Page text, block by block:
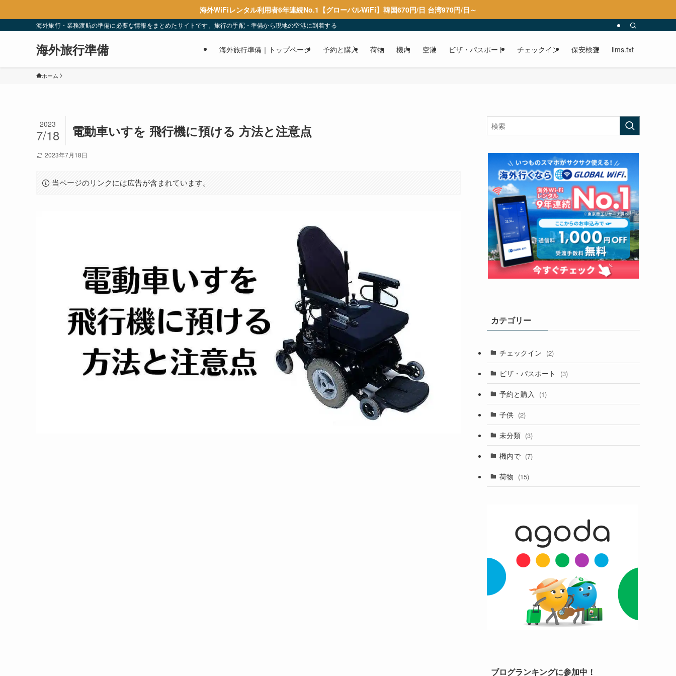
海外WiFiレンタル利用者6年連続No.1【グローバルWiFi】韓国670円/日 台湾970円/日～
海外旅行・業務渡航の準備に必要な情報をまとめたサイトです。旅行の手配・準備から現地の空港に到着するまでを解説しています。
海外旅行準備 海外旅行準備｜トップページ 予約と購入 荷物 機内 空港 ビザ・パスポート チェックイン 保安検査 llms.txt
ホーム
電動車いすを 飛行機に預ける 方法と注意点
2023
7/18
2023年7月18日
当ページのリンクには広告が含まれています。
カテゴリー
チェックイン (2)
ビザ・パスポート (3)
予約と購入 (1)
子供 (2)
未分類 (3)
機内で (7)
荷物 (15)
ブログランキングに参加中！